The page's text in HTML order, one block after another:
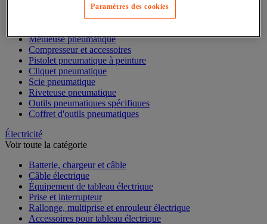
Clé à choc et perceuse pneumatique
Marteau pneumatique
Meuleuse pneumatique
Compresseur et accessoires
Pistolet pneumatique à peinture
Cliquet pneumatique
Scie pneumatique
Riveteuse pneumatique
Outils pneumatiques spécifiques
Coffret d'outils pneumatiques
Électricité
Voir toute la catégorie
Batterie, chargeur et câble
Câble électrique
Équipement de tableau électrique
Prise et interrupteur
Rallonge, multiprise et enrouleur électrique
Accessoires pour tableau électrique
Paramètres des cookies